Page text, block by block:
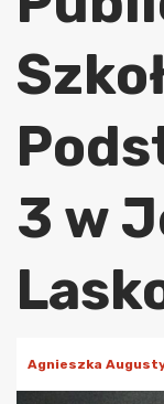
3 w
Agnieszka